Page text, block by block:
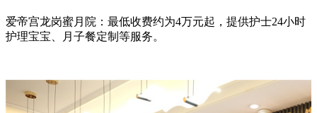
爱帝宫龙岗蜜月院：最低收费约为4万元起，提供护士24小时
护理宝宝、月子餐定制等服务。